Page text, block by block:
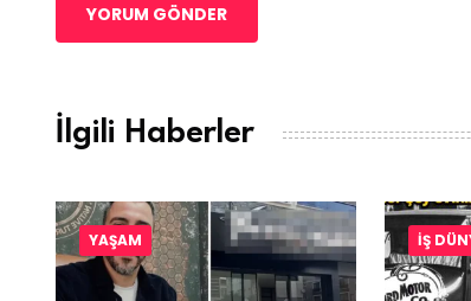
YORUM GÖNDER
İlgili Haberler
YAŞAM İŞ